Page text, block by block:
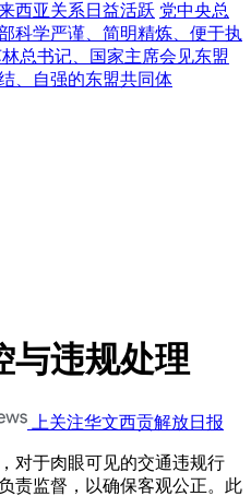
西亚关系日益活跃 党中央总
科学严谨、简明精炼、便于执
总书记、国家主席会见东盟
、自强的东盟共同体
与违规处理
上关注华文西贡解放日报
对于肉眼可见的交通违规行
责监督，以确保客观公正。此